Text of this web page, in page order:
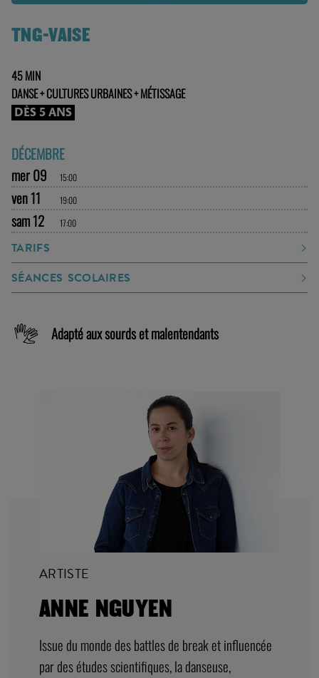
TNG-VAISE
45 MIN
DANSE + CULTURES URBAINES + MÉTISSAGE
DÈS 5 ANS
DÉCEMBRE
mer 09
15:00
ven 11 19:00
sam 12 17:00
TARIFS
SÉANCES SCOLAIRES
Adapté aux sourds et malentendants
ARTISTE
ANNE NGUYEN
Issue du monde des battles de break et influencée
par des études scientifiques, la danseuse,